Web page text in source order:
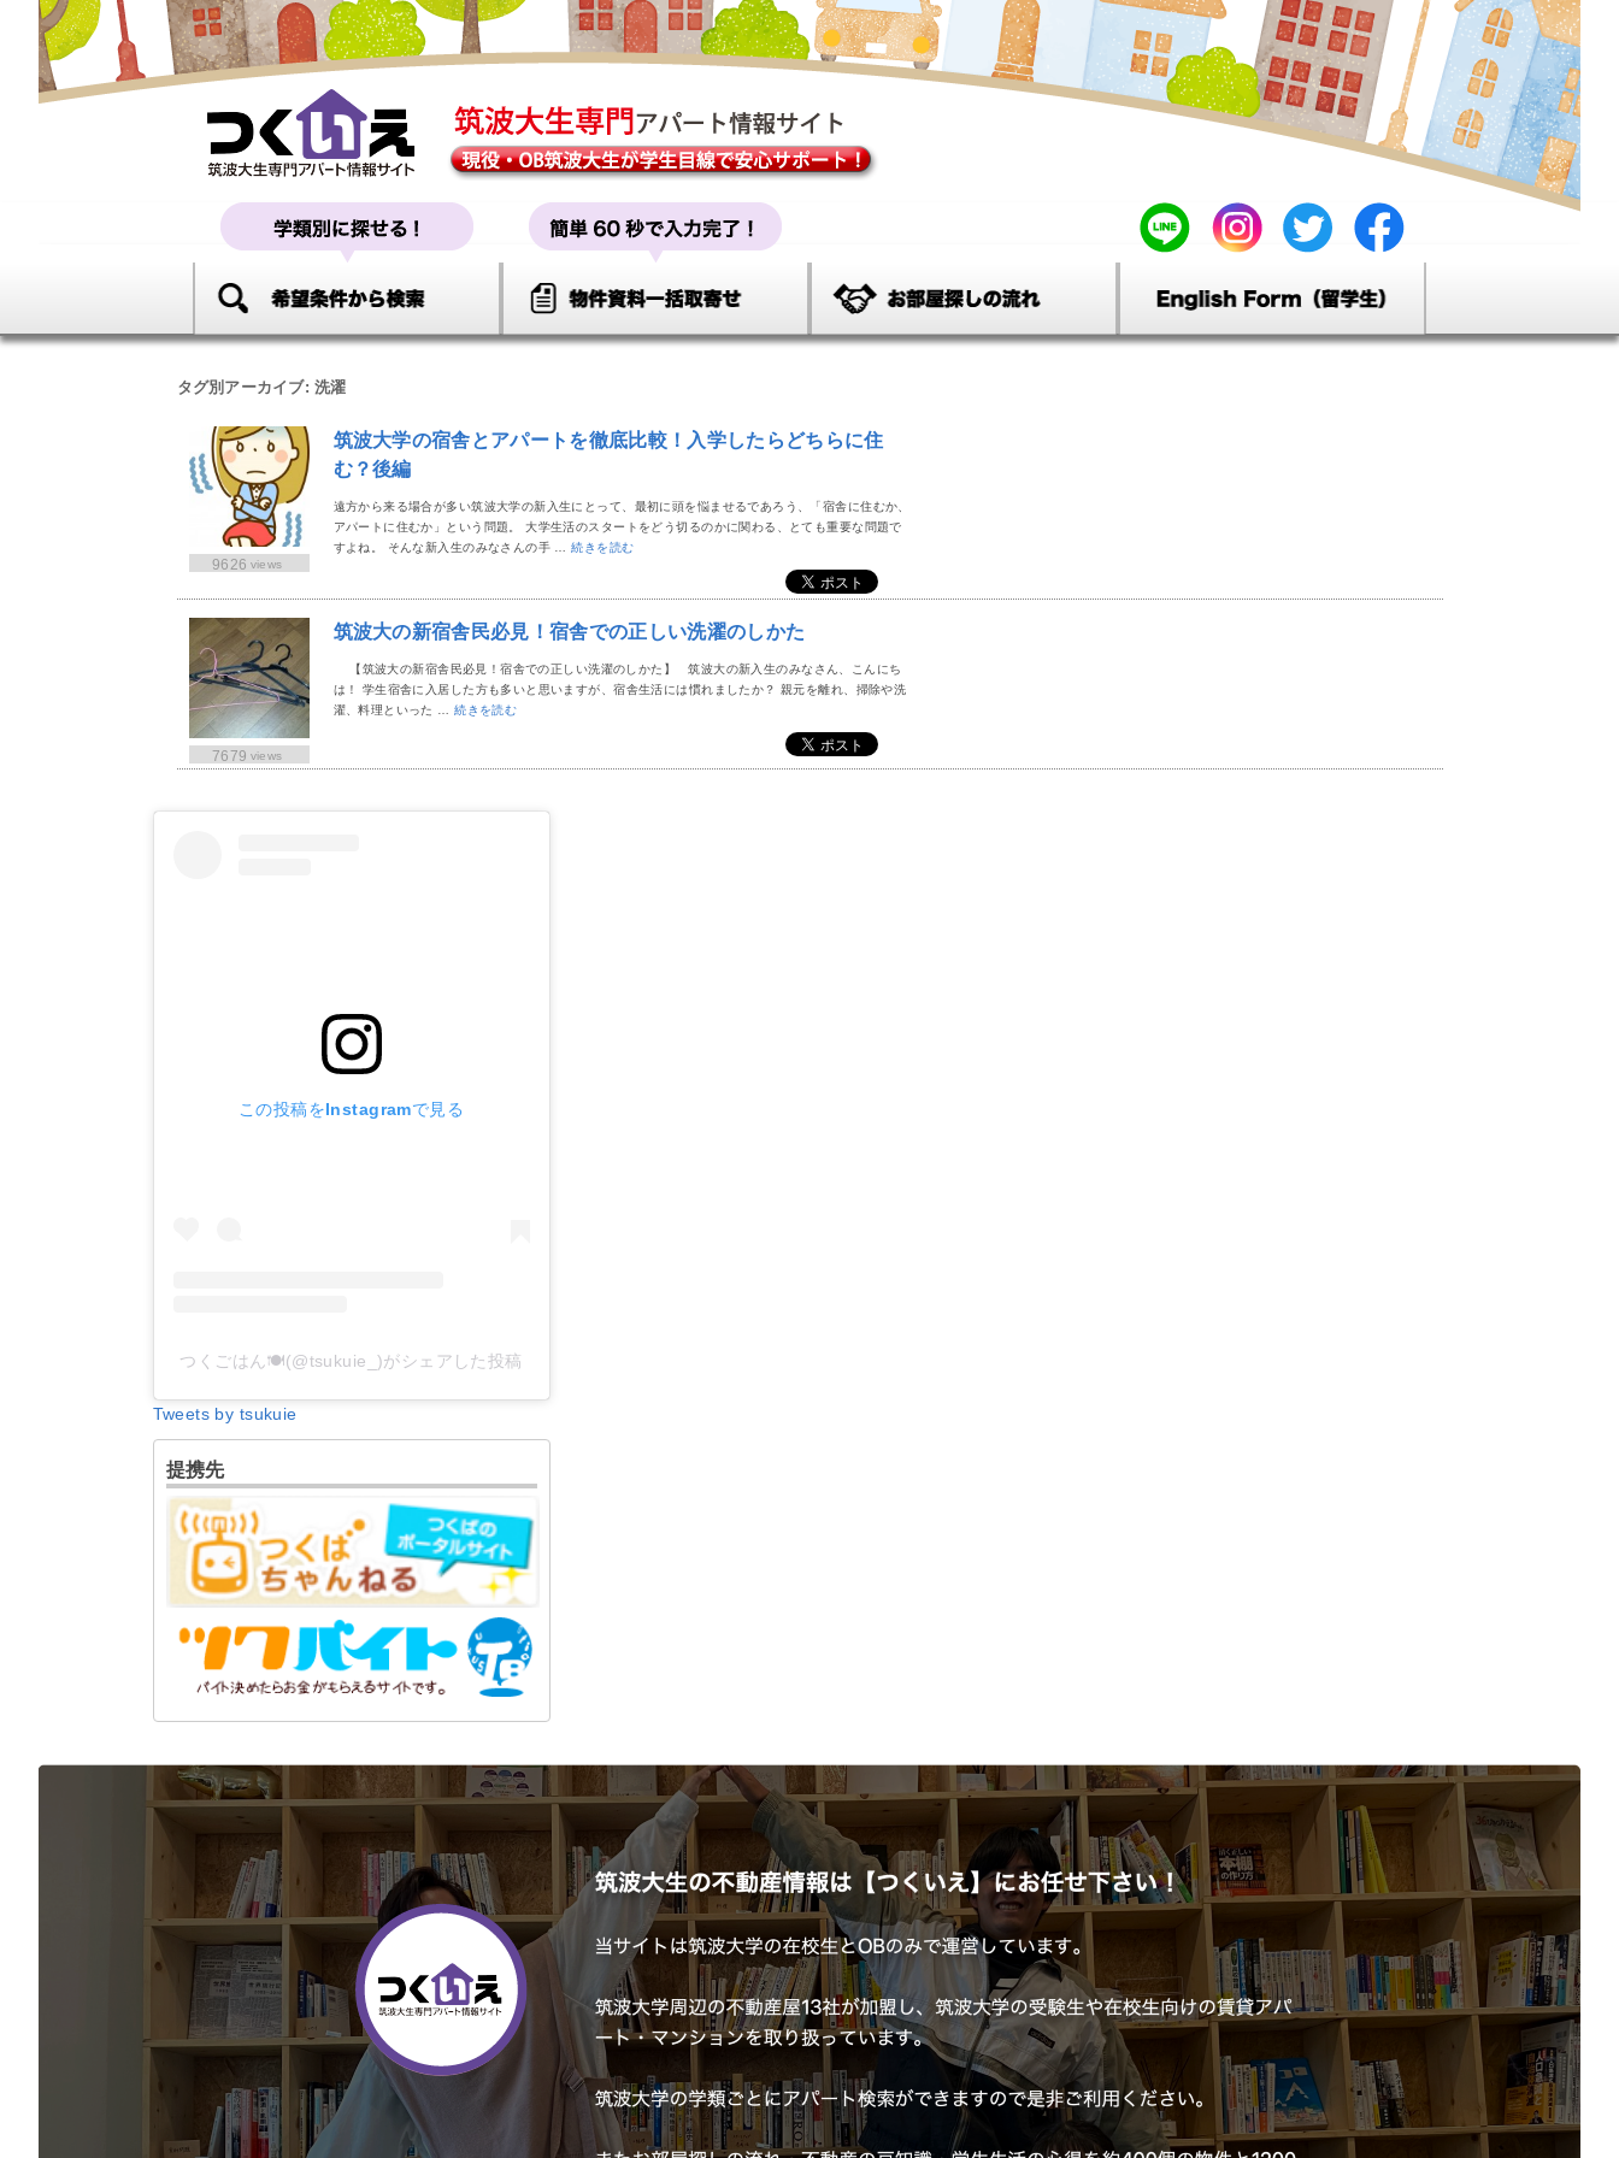
タグ別アーカイブ:洗濯
9626 views
筑波大学の宿舎とアパートを徹底比較！入学したらどちらに住
む？後編
遠方から来る場合が多い筑波大学の新入生にとって、最初に頭を悩ませるであろう、「宿舎に住むか、
アパートに住むか」という問題。 大学生活のスタートをどう切るのかに関わる、とても重要な問題で
すよね。 そんな新入生のみなさんの手 …続きを読む
7679 views
筑波大の新宿舎民必見！宿舎での正しい洗濯のしかた
【筑波大の新宿舎民必見！宿舎での正しい洗濯のしかた】 筑波大の新入生のみなさん、こんにち
は！ 学生宿舎に入居した方も多いと思いますが、宿舎生活には慣れましたか？ 親元を離れ、掃除や洗
濯、料理といった …続きを読む
この投稿をInstagramで見る
つくごはん🍽(@tsukuie_)がシェアした投稿
Tweets by tsukuie
提携先